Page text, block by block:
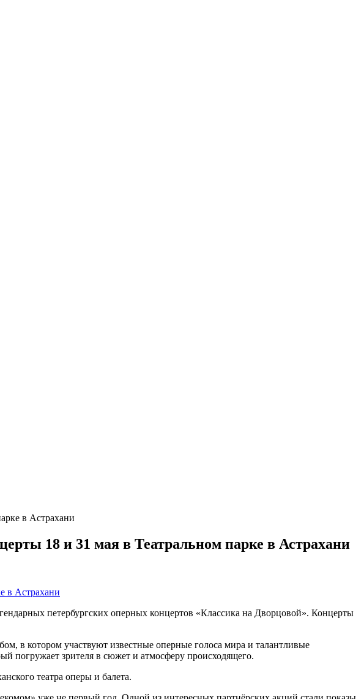
в Астрахани
18 и 31 мая в Театральном парке в Астрахани
петербургских оперных концертов «Классика на Дворцовой». Концерты
в котором участвуют известные оперные голоса мира и талантливые
погружает зрителя в сюжет и атмосферу происходящего.
театра оперы и балета.